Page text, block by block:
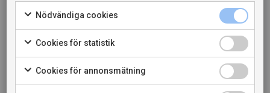
Nödvändiga cookies
Cookies för statistik
Cookies för annonsmätning
drycker och riktar sig till dig som fyllt 20 år.
När jag bekräftar att jag är 20 år eller äldre godkänner
jag också att webbplatsen använder cookies.
PRIVATKONSUMENT